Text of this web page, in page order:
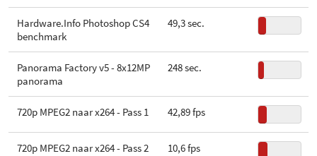
Hardware.Info Photoshop CS4
benchmark
49,3 sec.
Panorama Factory v5 - 8x12MP
panorama
248 sec.
720p MPEG2 naar x264 - Pass 1 42,89 fps
720p MPEG2 naar x264 - Pass 2 10,6 fps